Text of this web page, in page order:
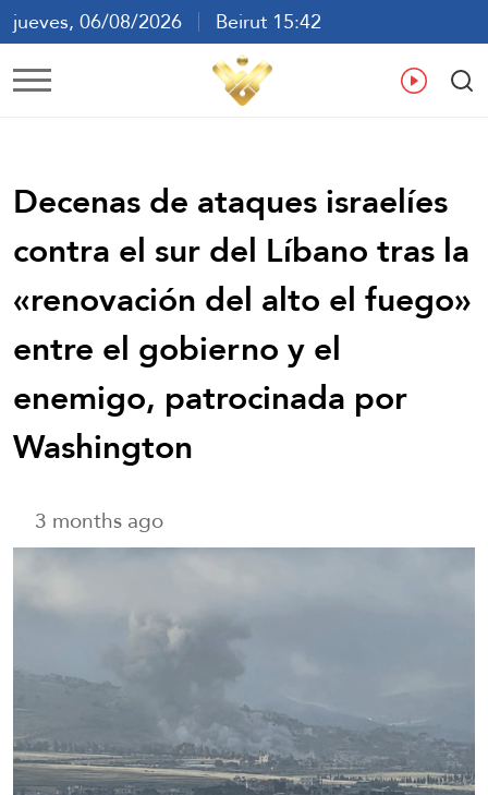
jueves, 06/08/2026
Beirut 15:42
ع En
Decenas de ataques israelíes
contra el sur del Líbano tras la
«renovación del alto el fuego»
entre el gobierno y el
enemigo, patrocinada por
Washington
3 months ago